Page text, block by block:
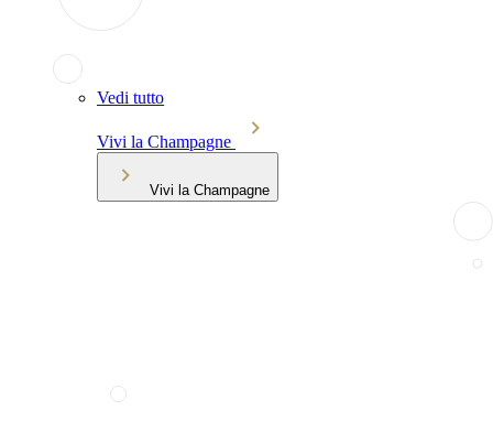
Vedi tutto
Vivi la Champagne
Vivi la Champagne